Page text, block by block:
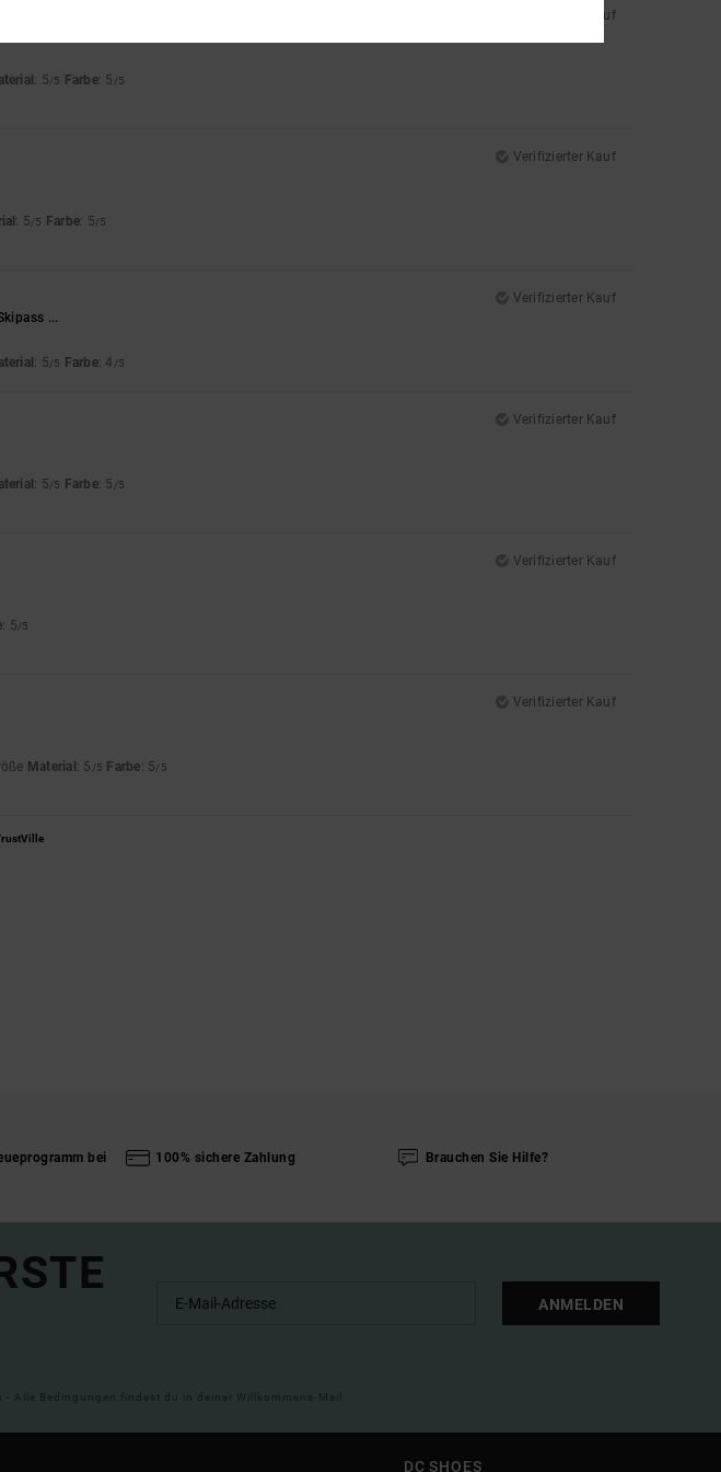
Verifizierter Kauf
: 5/5 Farbe: 5 /5
Verifizierter Kauf
: 5/5 Farbe: 5/5
Verifizierter Kauf
...
: 5/5 Farbe: 4 /5
Verifizierter Kauf
: 5/5 Farbe: 5 /5
Verifizierter Kauf
: 5/5
Verifizierter Kauf
Material : 5 /5 Farbe: 5/5
bei 100% sichere Zahlung Brauchen Sie Hilfe?
ANMELDEN
Alle Bedingungen findest du in deiner Willkommens-Mail
DC SHOES